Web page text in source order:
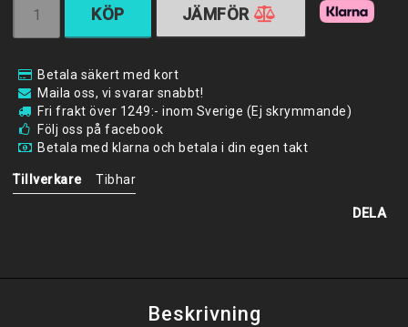
KÖP JÄMFÖR
Betala säkert med kort
Maila oss, vi svarar snabbt!
Fri frakt över 1249:- inom Sverige (Ej skrymmande)
Följ oss på facebook
Betala med klarna och betala i din egen takt
Tillverkare Tibhar
DELA
Beskrivning